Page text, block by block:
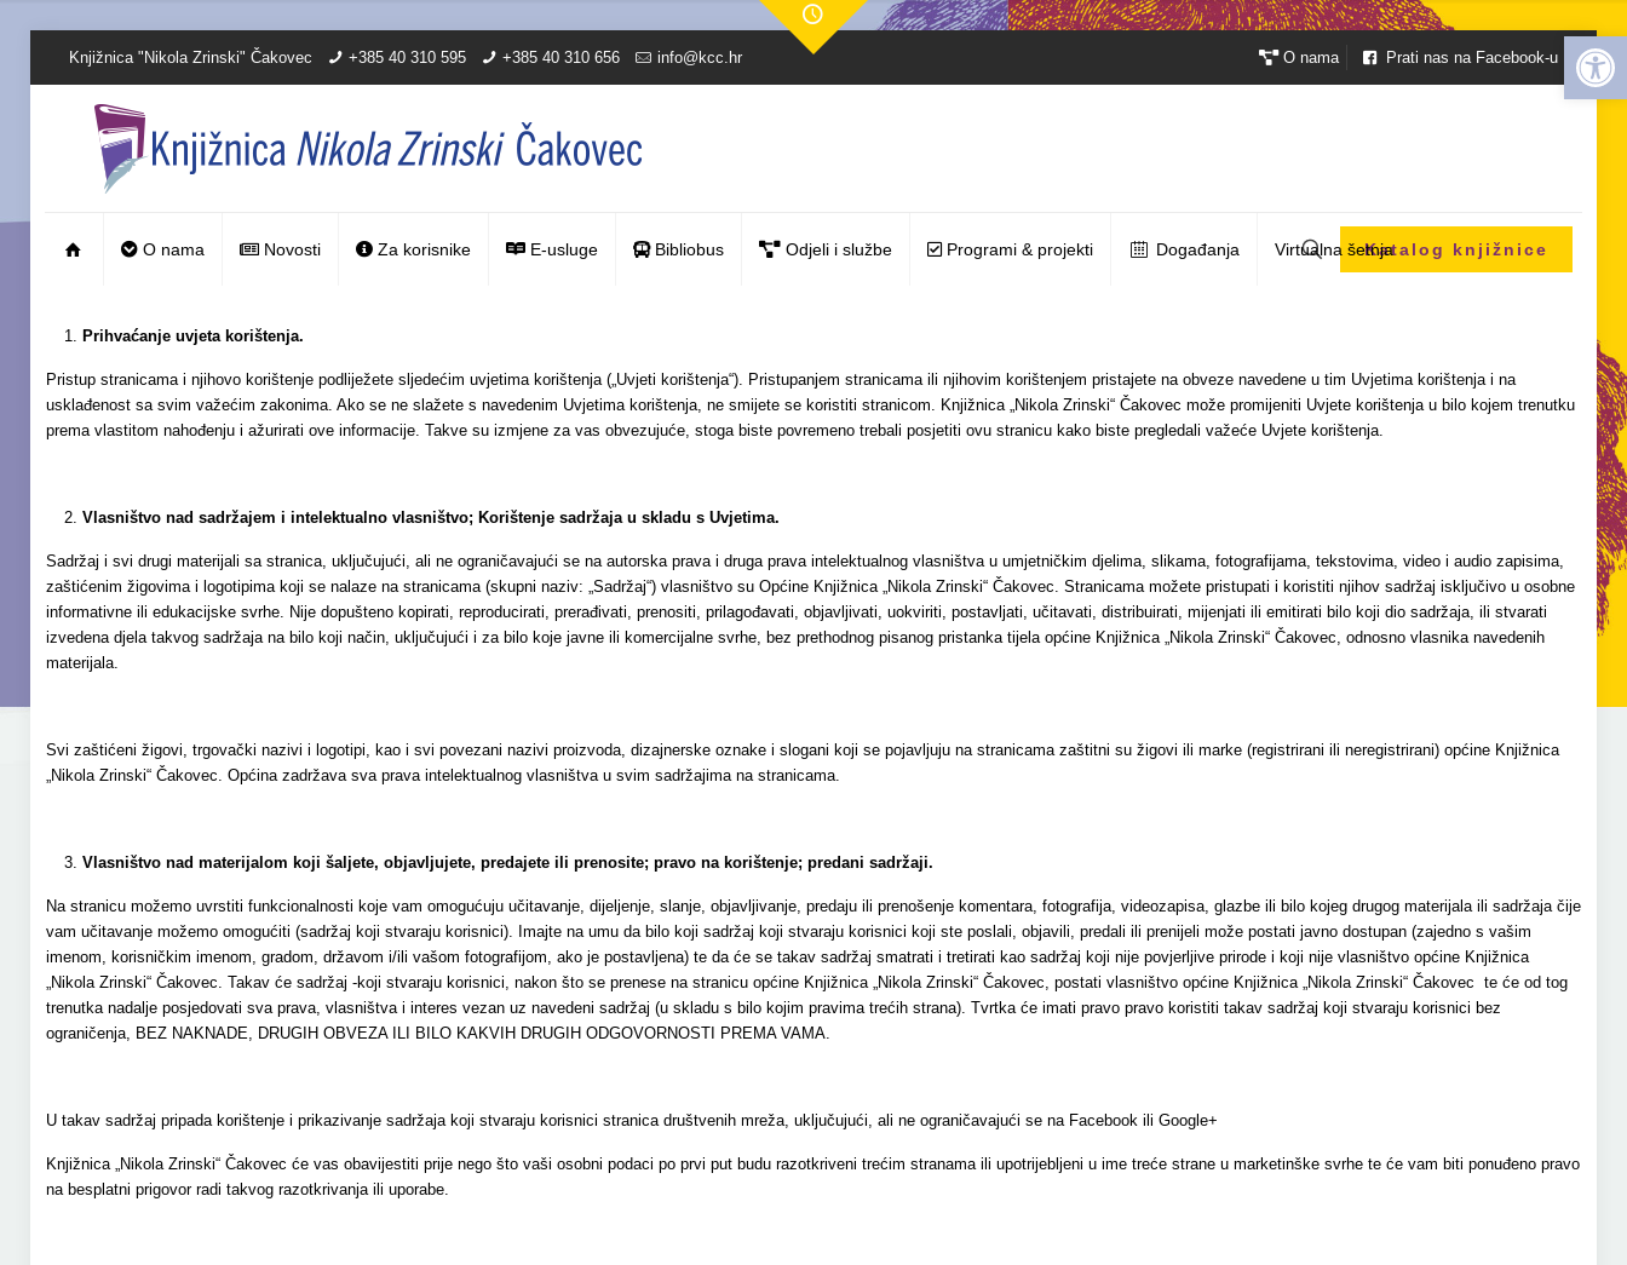
Knjižnica "Nikola Zrinski" Čakovec +385 40 310 595 +385 40 310 656 info@kcc.hr O nama Prati nas na Facebook-u
O nama Novosti Za korisnike E-usluge Bibliobus Odjeli i službe Programi & projekti Događanja Virtualna šetnjaKatalog knjižnice
Prihvaćanje uvjeta korištenja.
Pristup stranicama i njihovo korištenje podliježete sljedećim uvjetima korištenja („Uvjeti korištenja“). Pristupanjem stranicama ili njihovim korištenjem pristajete na obveze navedene u tim Uvjetima korištenja i na
usklađenost sa svim važećim zakonima. Ako se ne slažete s navedenim Uvjetima korištenja, ne smijete se koristiti stranicom. Knjižnica „Nikola Zrinski“ Čakovec može promijeniti Uvjete korištenja u bilo kojem trenutku
prema vlastitom nahođenju i ažurirati ove informacije. Takve su izmjene za vas obvezujuće, stoga biste povremeno trebali posjetiti ovu stranicu kako biste pregledali važeće Uvjete korištenja.
Vlasništvo nad sadržajem i intelektualno vlasništvo; Korištenje sadržaja u skladu s Uvjetima.
Sadržaj i svi drugi materijali sa stranica, uključujući, ali ne ograničavajući se na autorska prava i druga prava intelektualnog vlasništva u umjetničkim djelima, slikama, fotografijama, tekstovima, video i audio zapisima,
zaštićenim žigovima i logotipima koji se nalaze na stranicama (skupni naziv: „Sadržaj“) vlasništvo su Općine Knjižnica „Nikola Zrinski“ Čakovec. Stranicama možete pristupati i koristiti njihov sadržaj isključivo u osobne
informativne ili edukacijske svrhe. Nije dopušteno kopirati, reproducirati, prerađivati, prenositi, prilagođavati, objavljivati, uokviriti, postavljati, učitavati, distribuirati, mijenjati ili emitirati bilo koji dio sadržaja, ili stvarati
izvedena djela takvog sadržaja na bilo koji način, uključujući i za bilo koje javne ili komercijalne svrhe, bez prethodnog pisanog pristanka tijela općine Knjižnica „Nikola Zrinski“ Čakovec, odnosno vlasnika navedenih
materijala.
Svi zaštićeni žigovi, trgovački nazivi i logotipi, kao i svi povezani nazivi proizvoda, dizajnerske oznake i slogani koji se pojavljuju na stranicama zaštitni su žigovi ili marke (registrirani ili neregistrirani) općine Knjižnica
„Nikola Zrinski“ Čakovec. Općina zadržava sva prava intelektualnog vlasništva u svim sadržajima na stranicama.
Vlasništvo nad materijalom koji šaljete, objavljujete, predajete ili prenosite; pravo na korištenje; predani sadržaji.
Na stranicu možemo uvrstiti funkcionalnosti koje vam omogućuju učitavanje, dijeljenje, slanje, objavljivanje, predaju ili prenošenje komentara, fotografija, videozapisa, glazbe ili bilo kojeg drugog materijala ili sadržaja čije
vam učitavanje možemo omogućiti (sadržaj koji stvaraju korisnici). Imajte na umu da bilo koji sadržaj koji stvaraju korisnici koji ste poslali, objavili, predali ili prenijeli može postati javno dostupan (zajedno s vašim
imenom, korisničkim imenom, gradom, državom i/ili vašom fotografijom, ako je postavljena) te da će se takav sadržaj smatrati i tretirati kao sadržaj koji nije povjerljive prirode i koji nije vlasništvo općine Knjižnica
„Nikola Zrinski“ Čakovec. Takav će sadržaj -koji stvaraju korisnici, nakon što se prenese na stranicu općine Knjižnica „Nikola Zrinski“ Čakovec, postati vlasništvo općine Knjižnica „Nikola Zrinski“ Čakovec te će od tog
trenutka nadalje posjedovati sva prava, vlasništva i interes vezan uz navedeni sadržaj (u skladu s bilo kojim pravima trećih strana). Tvrtka će imati pravo pravo koristiti takav sadržaj koji stvaraju korisnici bez
ograničenja, BEZ NAKNADE, DRUGIH OBVEZA ILI BILO KAKVIH DRUGIH ODGOVORNOSTI PREMA VAMA.
U takav sadržaj pripada korištenje i prikazivanje sadržaja koji stvaraju korisnici stranica društvenih mreža, uključujući, ali ne ograničavajući se na Facebook ili Google+
Knjižnica „Nikola Zrinski“ Čakovec će vas obavijestiti prije nego što vaši osobni podaci po prvi put budu razotkriveni trećim stranama ili upotrijebljeni u ime treće strane u marketinške svrhe te će vam biti ponuđeno pravo
na besplatni prigovor radi takvog razotkrivanja ili uporabe.